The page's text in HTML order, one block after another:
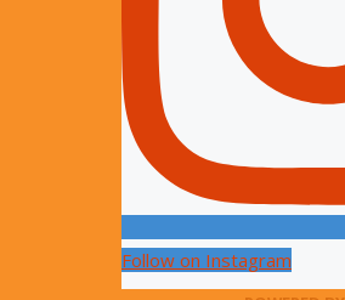
Follow on Instagram